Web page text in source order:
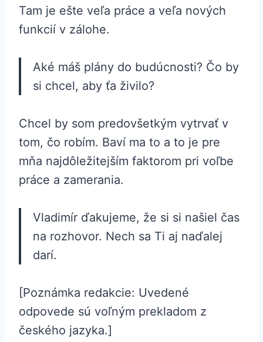
Tam je ešte veľa práce a veľa nových
funkcií v zálohe.
Aké máš plány do budúcnosti? Čo by
si chcel, aby ťa živilo?
Chcel by som predovšetkým vytrvať v
tom, čo robím. Baví ma to a to je pre
mňa najdôležitejším faktorom pri voľbe
práce a zamerania.
Vladimír ďakujeme, že si si našiel čas
na rozhovor. Nech sa Ti aj naďalej
darí.
[Poznámka redakcie: Uvedené
odpovede sú voľným prekladom z
českého jazyka.]